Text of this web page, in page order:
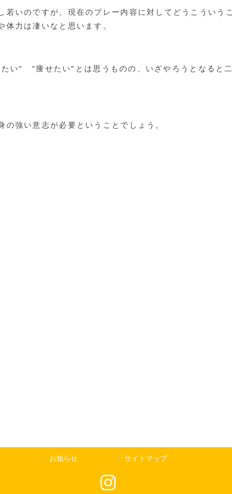
若いのですが、現在のプレー内容に対してどうこういう
力は凄いなと思います。
い” ”痩せたい”とは思うものの、いざやろうとなると
強い意志が必要ということでしょう。
お知らせ サイトマップ